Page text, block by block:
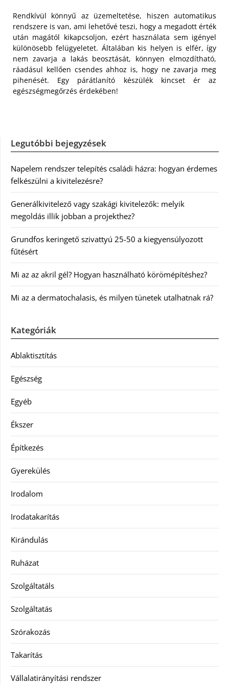
Rendkívül könnyű az üzemeltetése, hiszen automatikus
rendszere is van, ami lehetővé teszi, hogy a megadott érték
után magától kikapcsoljon, ezért használata sem igényel
különösebb felügyeletet. Általában kis helyen is elfér, így
nem zavarja a lakás beosztását, könnyen elmozdítható,
ráadásul kellően csendes ahhoz is, hogy ne zavarja meg
pihenését. Egy párátlanító készülék kincset ér az
egészségmegőrzés érdekében!
Legutóbbi bejegyzések
Napelem rendszer telepítés családi házra: hogyan érdemes
felkészülni a kivitelezésre?
Generálkivitelező vagy szakági kivitelezők: melyik
megoldás illik jobban a projekthez?
Grundfos keringető szivattyú 25-50 a kiegyensúlyozott
fűtésért
Mi az az akril gél? Hogyan használható körömépítéshez?
Mi az a dermatochalasis, és milyen tünetek utalhatnak rá?
Kategóriák
Ablaktisztítás
Egészség
Egyéb
Ékszer
Építkezés
Gyerekülés
Irodalom
Irodatakarítás
Kirándulás
Ruházat
Szolgáltatáls
Szolgáltatás
Szórakozás
Takarítás
Vállalatirányítási rendszer